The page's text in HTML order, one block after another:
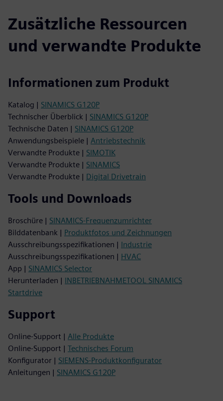
Zusätzliche Ressourcen
und verwandte Produkte
Informationen zum Produkt
Katalog | SINAMICS G120P
Technischer Überblick | SINAMICS G120P
Technische Daten | SINAMICS G120P
Anwendungsbeispiele | Antriebstechnik
Verwandte Produkte | SIMOTIK
Verwandte Produkte | SINAMICS
Verwandte Produkte | Digital Drivetrain
Tools und Downloads
Broschüre | SINAMICS-Frequenzumrichter
Bilddatenbank | Produktfotos und Zeichnungen
Ausschreibungsspezifikationen | Industrie
Ausschreibungsspezifikationen | HVAC
App | SINAMICS Selector
Herunterladen | INBETRIEBNAHMETOOL SINAMICS
Startdrive
Support
Online-Support | Alle Produkte
Online-Support | Technisches Forum
Konfigurator | SIEMENS-Produktkonfigurator
Anleitungen | SINAMICS G120P